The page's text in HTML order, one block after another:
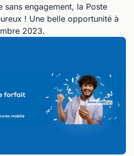
engagement, la Poste
! Une belle opportunité à
2023.